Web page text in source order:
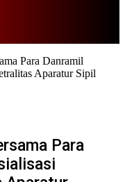
Para Danramil
Aparatur Sipil
Para